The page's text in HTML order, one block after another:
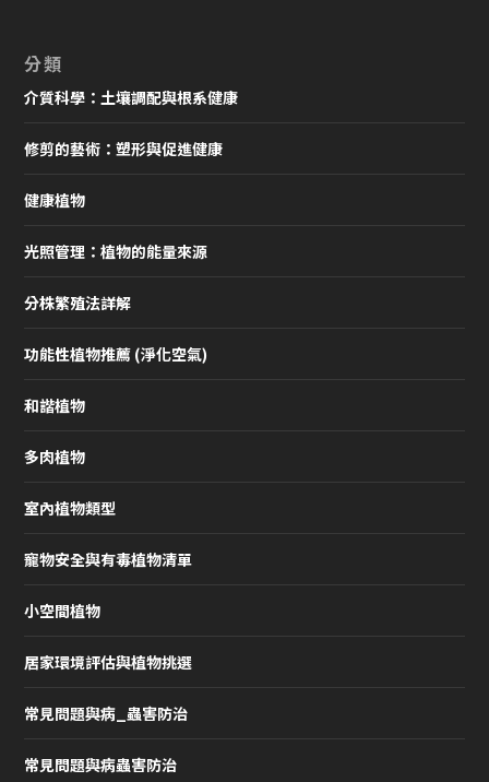
分類
介質科學：土壤調配與根系健康
修剪的藝術：塑形與促進健康
健康植物
光照管理：植物的能量來源
分株繁殖法詳解
功能性植物推薦 (淨化空氣)
和諧植物
多肉植物
室內植物類型
寵物安全與有毒植物清單
小空間植物
居家環境評估與植物挑選
常見問題與病_蟲害防治
常見問題與病蟲害防治